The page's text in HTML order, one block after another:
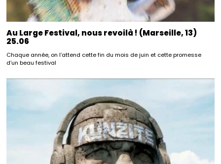
Au Large Festival, nous revoilà ! (Marseille, 13)
25.06
Chaque année, on l’attend cette fin du mois de juin et cette promesse
d’un beau festival